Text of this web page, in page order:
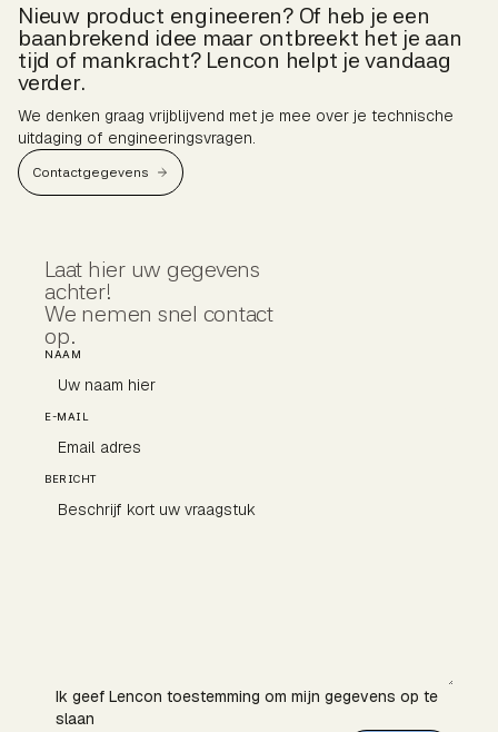
Nieuw product engineeren? Of heb je een
baanbrekend idee maar ontbreekt het je aan
tijd of mankracht? Lencon helpt je vandaag
verder.
We denken graag vrijblijvend met je mee over je technische
uitdaging of engineeringsvragen.
Contactgegevens
Laat hier uw gegevens
achter!
We nemen snel contact
op.
NAAM
E-MAIL
BERICHT
Ik geef Lencon toestemming om mijn gegevens op te
slaan